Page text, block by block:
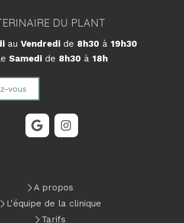
DU PLANT
au Vendredide 8h30 à 19h30
Samedi de 8h30 à 18h
vous
A propos
L'équipe de la clinique
Tarifs